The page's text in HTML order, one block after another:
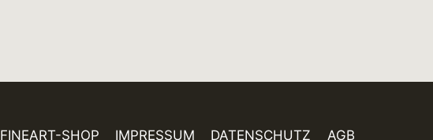
FINEART-SHOP IMPRESSUM DATENSCHUTZ AGB